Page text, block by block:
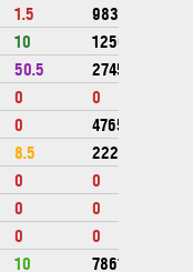
1.5
983571
10
1250851
50.5
274599
0
0
0
476536
8.5
222079
0
0
0
0
0
0
10 786167